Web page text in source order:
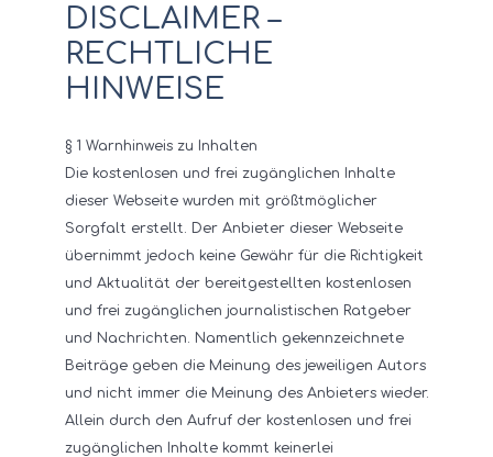
DISCLAIMER –
RECHTLICHE
HINWEISE
§ 1 Warnhinweis zu Inhalten
Die kostenlosen und frei zugänglichen Inhalte
dieser Webseite wurden mit größtmöglicher
Sorgfalt erstellt. Der Anbieter dieser Webseite
übernimmt jedoch keine Gewähr für die Richtigkeit
und Aktualität der bereitgestellten kostenlosen
und frei zugänglichen journalistischen Ratgeber
und Nachrichten. Namentlich gekennzeichnete
Beiträge geben die Meinung des jeweiligen Autors
und nicht immer die Meinung des Anbieters wieder.
Allein durch den Aufruf der kostenlosen und frei
zugänglichen Inhalte kommt keinerlei